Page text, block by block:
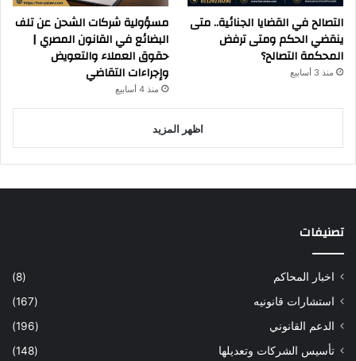
التصالح في القضايا الجنائية.. متى
ينقضي الحكم ومتى ترفض
المحكمة التصالح؟
منذ 3 أسابيع
مسؤولية شركات الشحن عن تلف
البضائع في القانون المصري |
حقوق العملاء والتعويض
وإجراءات التقاضي
منذ 4 أسابيع
اظهر المزيد
تصنيفات
اخبار المحاكم
(8)
استشارات قانونيه
(167)
الدعم القانوني
(196)
تأسيس الشركات وتعديلها
(148)